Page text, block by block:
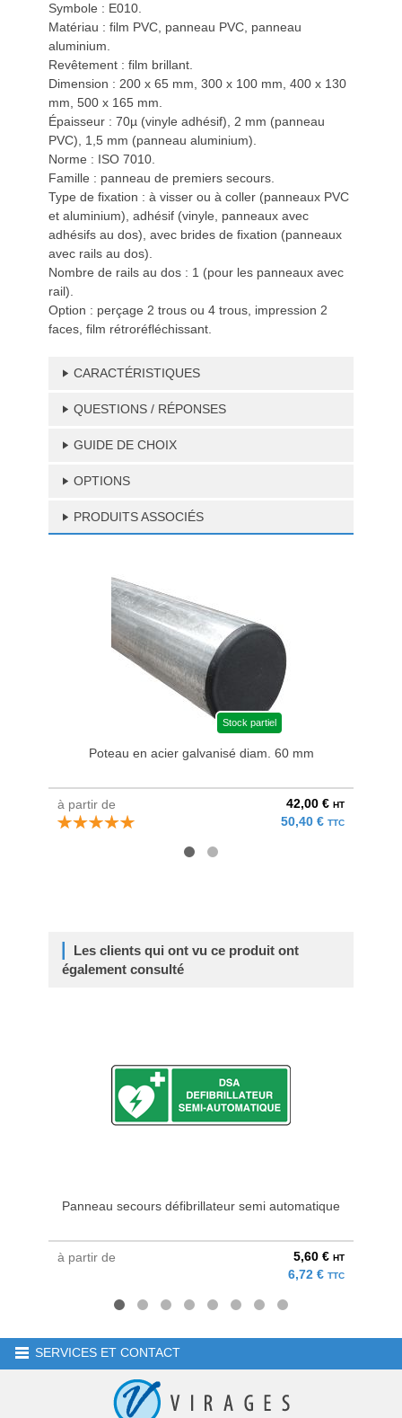
Symbole : E010.
Matériau : film PVC, panneau PVC, panneau
aluminium.
Revêtement : film brillant.
Dimension : 200 x 65 mm, 300 x 100 mm, 400 x 130
mm, 500 x 165 mm.
Épaisseur : 70µ (vinyle adhésif), 2 mm (panneau
PVC), 1,5 mm (panneau aluminium).
Norme : ISO 7010.
Famille : panneau de premiers secours.
Type de fixation : à visser ou à coller (panneaux PVC
et aluminium), adhésif (vinyle, panneaux avec
adhésifs au dos), avec brides de fixation (panneaux
avec rails au dos).
Nombre de rails au dos : 1 (pour les panneaux avec
rail).
Option : perçage 2 trous ou 4 trous, impression 2
faces, film rétroréfléchissant.
CARACTÉRISTIQUES
QUESTIONS / RÉPONSES
GUIDE DE CHOIX
OPTIONS
PRODUITS ASSOCIÉS
Stock partiel
Poteau en acier galvanisé diam. 60 mm
à partir de 42,00 € HT
50,40 € TTC
Les clients qui ont vu ce produit ont
également consulté
Panneau secours défibrillateur semi automatique
à partir de 5,60 € HT
6,72 € TTC
SERVICES ET CONTACT